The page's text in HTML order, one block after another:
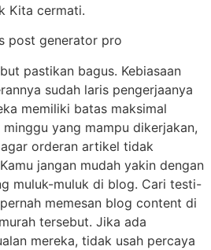
Kita cermati.
pastikan bagus. Kebiasaan
sudah laris pengerjaanya
memiliki batas maksimal
yang mampu dikerjakan,
orderan artikel tidak
jangan mudah yakin dengan
muluk-muluk di blog. Cari testi-
memesan blog content di
tersebut. Jika ada
mereka, tidak usah percaya